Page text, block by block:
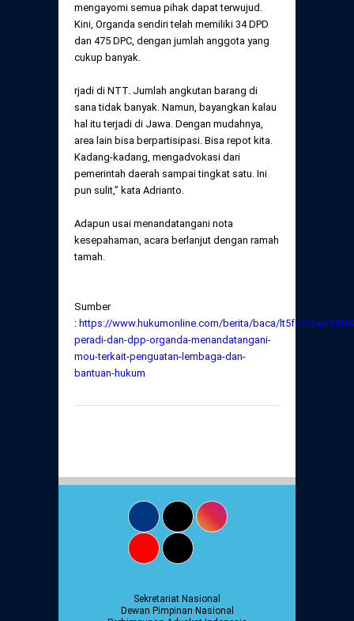
mengayomi semua pihak dapat terwujud.
Kini, Organda sendiri telah memiliki 34 DPD
dan 475 DPC, dengan jumlah anggota yang
cukup banyak.
rjadi di NTT. Jumlah angkutan barang di
sana tidak banyak. Namun, bayangkan kalau
hal itu terjadi di Jawa. Dengan mudahnya,
area lain bisa berpartisipasi. Bisa repot kita.
Kadang-kadang, mengadvokasi dari
pemerintah daerah sampai tingkat satu. Ini
pun sulit,” kata Adrianto.
Adapun usai menandatangani nota
kesepahaman, acara berlanjut dengan ramah
tamah.
Sumber
: https://www.hukumonline.com/berita/baca/
peradi-dan-dpp-organda-menandatangani-
mou-terkait-penguatan-lembaga-dan-
bantuan-hukum
Sekretariat Nasional
Dewan Pimpinan Nasional